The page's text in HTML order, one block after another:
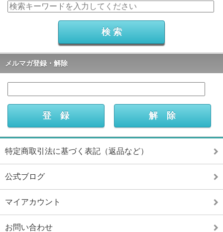
メルマガ登録・解除
特定商取引法に基づく表記（返品など）
公式ブログ
マイアカウント
お問い合わせ